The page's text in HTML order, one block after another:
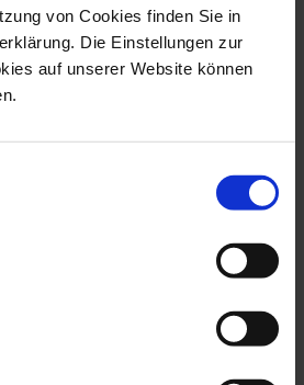
von Cookies finden Sie in
Die Einstellungen zur
auf unserer Website können
Pin Trademark Swords In